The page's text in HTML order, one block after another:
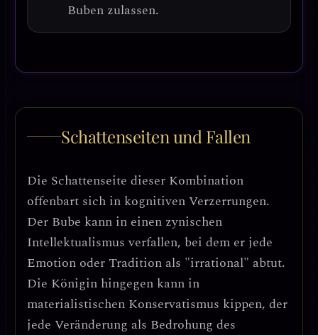
Buben zulassen.
Schattenseiten und Fallen
Die Schattenseite dieser Kombination
offenbart sich in kognitiven Verzerrungen.
Der Bube kann in einen zynischen
Intellektualismusverfallen, bei dem er jede
Emotion oder Tradition als "irrational" abtut.
Die Königin hingegen kann in
materialistischen Konservatismus kippen, der
jede Veränderung als Bedrohung des